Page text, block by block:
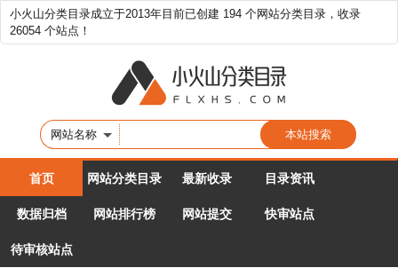
小火山分类目录成立于2013年目前已创建 194 个网站分类目录，收录
26054 个站点！
网站名称
首页 网站分类目录 最新收录 目录资讯
数据归档 网站排行榜 网站提交 快审站点
待审核站点